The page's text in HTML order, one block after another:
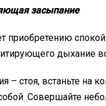
засыпание
приобретению
дыхание
– стоя, встаньте на
. Совершайте